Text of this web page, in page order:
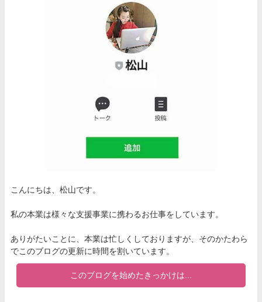
こんにちは、松山です。
私の本業は様々な支援事業に携わるお仕事をしています。
ありがたいことに、本業は忙しくしておりますが、そのかたわら
でこのブログの更新に時間を割いています。
このブログを始めたきっかけは...